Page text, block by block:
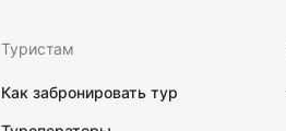
Туристам
Как забронировать тур